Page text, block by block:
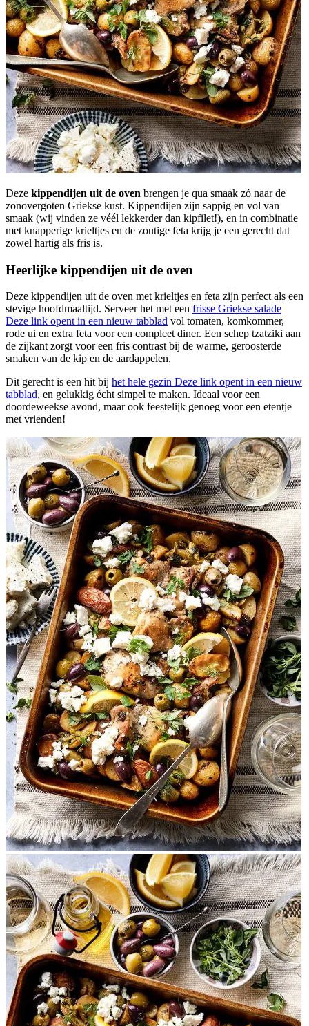
Deze kippendijen uit de oven brengen je qua smaak zó naar de
zonovergoten Griekse kust. Kippendijen zijn sappig en vol van
smaak (wij vinden ze véél lekkerder dan kipfilet!), en in combinatie
met knapperige krieltjes en de zoutige feta krijg je een gerecht dat
zowel hartig als fris is.
Heerlijke kippendijen uit de oven
Deze kippendijen uit de oven met krieltjes en feta zijn perfect als een
stevige hoofdmaaltijd. Serveer het met een frisse Griekse salade
Deze link opent in een nieuw tabblad vol tomaten, komkommer,
rode ui en extra feta voor een compleet diner. Een schep tzatziki aan
de zijkant zorgt voor een fris contrast bij de warme, geroosterde
smaken van de kip en de aardappelen.
Dit gerecht is een hit bij het hele gezin Deze link opent in een nieuw
tabblad, en gelukkig écht simpel te maken. Ideaal voor een
doordeweekse avond, maar ook feestelijk genoeg voor een etentje
met vrienden!